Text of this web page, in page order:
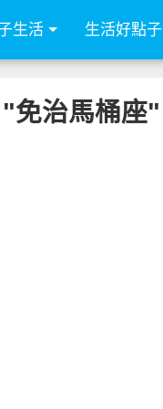
生活 生活好點子
免治馬桶座"